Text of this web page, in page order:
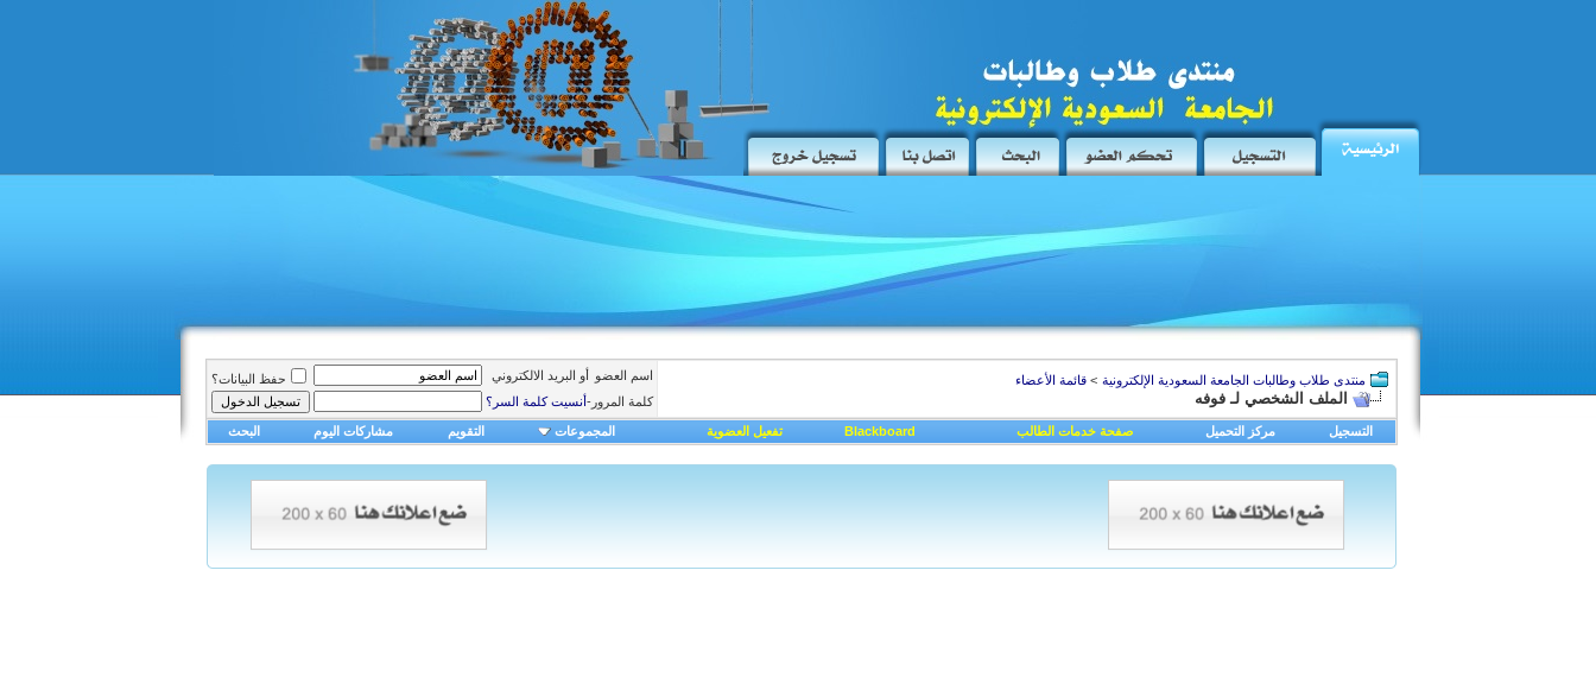
منتدى طلاب وطالبات الجامعة السعودية الإلكترونية >قائمة الأعضاء
الملف الشخصي لـ فوفه
اسم العضو أو البريد الالكتروني
حفظ البيانات؟
كلمة المرور-أنسيت كلمة السر؟
التسجيل مركز التحميل صفحة خدمات الطالب Blackboard تفعيل العضوية المجموعات التقويم مشاركات اليوم البحث